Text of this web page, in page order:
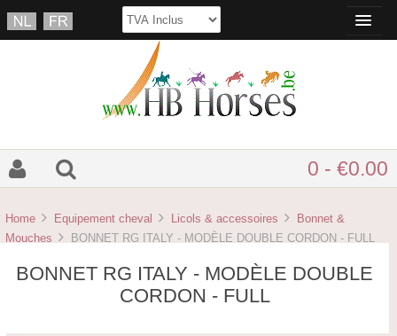
0 - €0.00
Home Equipement cheval Licols & accessoires
Bonnet &
Mouches
BONNET RG ITALY - MODÈLE DOUBLE CORDON - FULL
BONNET RG ITALY - MODÈLE DOUBLE
CORDON - FULL